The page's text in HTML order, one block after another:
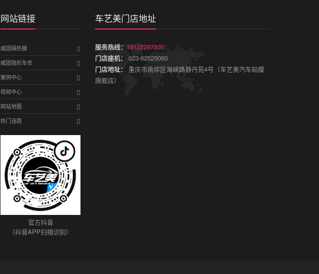
重庆汽车贴膜
网站链接
威固隔热膜
威固隐形车衣
案例中心
视频中心
网站地图
热门话题
官方抖音
（抖音APP扫描识别）
车艺美门店地址
服务热线： 19122287300
门店座机： 023-62525060
门店地址： 重庆市南岸区海峡路静丹苑4号（车艺美汽车贴膜
旗舰店）